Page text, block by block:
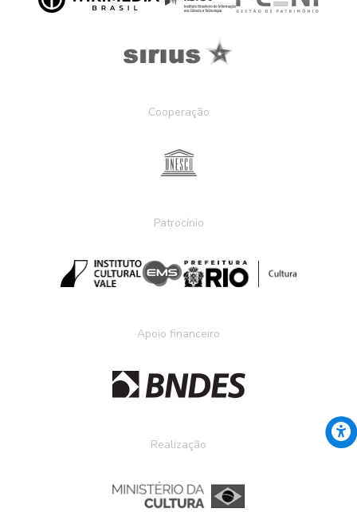
Cooperação
Patrocínio
Apoio financeiro
Realização